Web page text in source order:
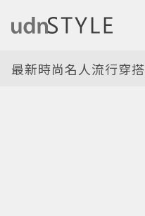
最新時尚名人流行穿搭